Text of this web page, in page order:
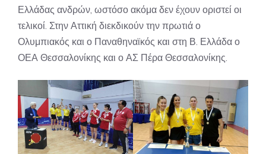
Ελλάδας ανδρών, ωστόσο ακόμα δεν έχουν οριστεί οι
τελικοί. Στην Αττική διεκδικούν την πρωτιά ο
Ολυμπιακός και ο Παναθηναϊκός και στη Β. Ελλάδα ο
ΟΕΑ Θεσσαλονίκης και ο ΑΣ Πέρα Θεσσαλονίκης.